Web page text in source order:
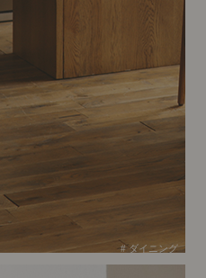
# ダイニング